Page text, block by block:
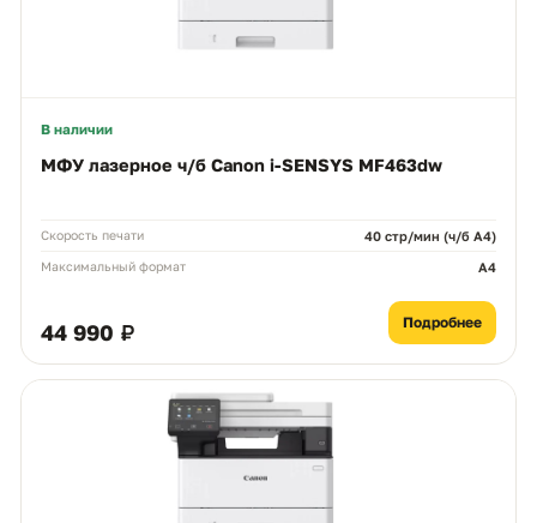
В наличии
МФУ лазерное ч/б Canon i-SENSYS MF463dw
Скорость печати 40 стр/мин (ч/б А4)
Максимальный формат A4
44 990 ₽ Подробнее